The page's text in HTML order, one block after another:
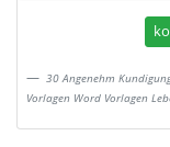
30 Angenehm
Vorlagen Word Vorlagen